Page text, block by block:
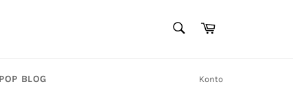
Warenkorb
BLOG Konto